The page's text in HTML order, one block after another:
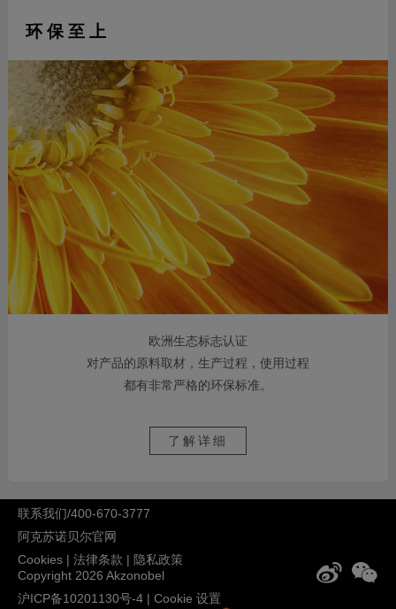
环 保 至 上
欧洲生态标志认证
对产品的原料取材，生产过程，使用过程
都有非常严格的环保标准。
了解详细
联系我们/400-670-3777
阿克苏诺贝尔官网
Cookies | 法律条款 | 隐私政策
Copyright 2026 Akzonobel
沪ICP备10201130号-4 | Cookie 设置